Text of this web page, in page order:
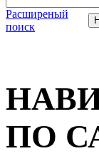
Расширеный
поиск
ПО